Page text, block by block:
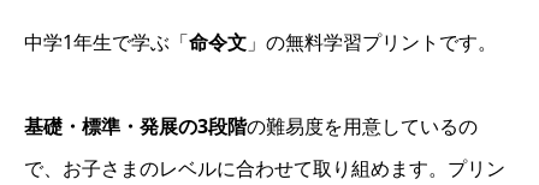
中学1年生で学ぶ「命令文 」の無料学習プリントです。
基礎・標準・発展の3段階の難易度を用意しているの
で、お子さまのレベルに合わせて取り組めます。プリン